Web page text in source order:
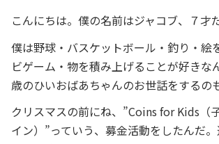
こんにちは。僕の名前はジャコブ、７才
僕は野球・バスケットボール・釣り・絵
ビゲーム・物を積み上げることが好きな
歳のひいおばあちゃんのお世話をするの
クリスマスの前にね、”Coins for Kids（
イン）”っていう、募金活動をしたんだ